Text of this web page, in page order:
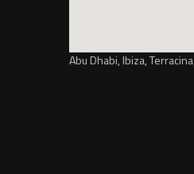
Abu Dhabi, Ibiza, Terracina